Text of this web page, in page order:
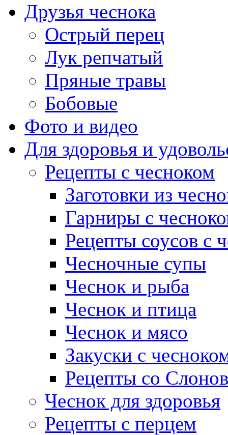
Друзья чеснока
Острый перец
Лук репчатый
Пряные травы
Бобовые
Фото и видео
Для здоровья и
Рецепты с чесноком
Заготовки из
Гарниры с
Рецепты соусов с
Чесночные супы
Чеснок и рыба
Чеснок и птица
Чеснок и мясо
Закуски с
Рецепты со
Чеснок для здоровья
Рецепты с перцем